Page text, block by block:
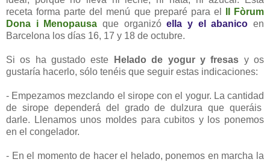
receta forma parte del menú que preparé para el
II Fòrum
Dona i Menopausa que organizóella y el abanico en
Barcelona los días 16, 17 y 18 de octubre.
Si os ha gustado este Helado de yogur y fresas y os
gustaría hacerlo, sólo tenéis que seguir estas indicaciones:
- Empezamos mezclando el sirope con el yogur. La cantidad
de sirope dependerá del grado de dulzura que queráis
darle. Llenamos unos moldes para cubitos y los ponemos
en el congelador.
- En el momento de hacer el helado, ponemos en marcha la